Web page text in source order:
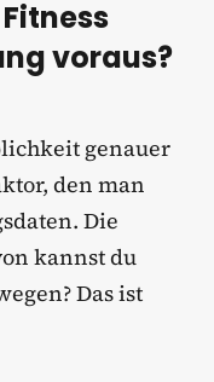
voraus?
genauer
den man
Die
kannst du
Das ist